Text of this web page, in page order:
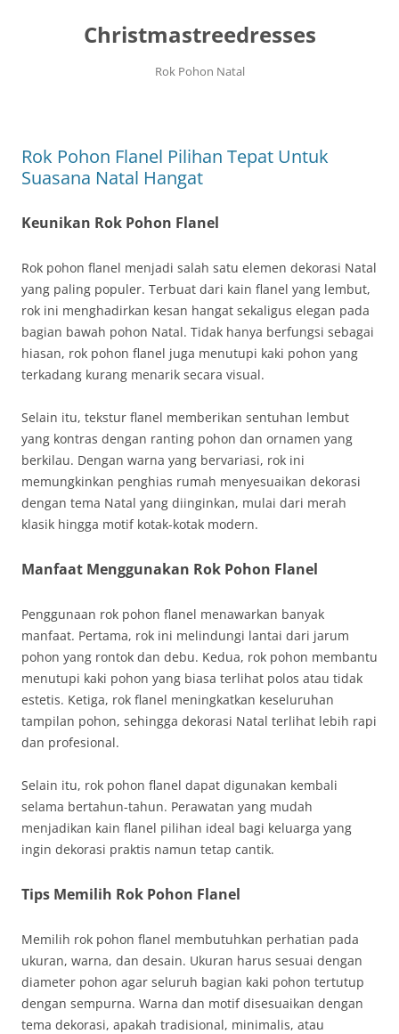
Christmastreedresses
Rok Pohon Natal
Rok Pohon Flanel Pilihan Tepat Untuk
Suasana Natal Hangat
Keunikan Rok Pohon Flanel
Rok pohon flanel menjadi salah satu elemen dekorasi Natal
yang paling populer. Terbuat dari kain flanel yang lembut,
rok ini menghadirkan kesan hangat sekaligus elegan pada
bagian bawah pohon Natal. Tidak hanya berfungsi sebagai
hiasan, rok pohon flanel juga menutupi kaki pohon yang
terkadang kurang menarik secara visual.
Selain itu, tekstur flanel memberikan sentuhan lembut
yang kontras dengan ranting pohon dan ornamen yang
berkilau. Dengan warna yang bervariasi, rok ini
memungkinkan penghias rumah menyesuaikan dekorasi
dengan tema Natal yang diinginkan, mulai dari merah
klasik hingga motif kotak-kotak modern.
Manfaat Menggunakan Rok Pohon Flanel
Penggunaan rok pohon flanel menawarkan banyak
manfaat. Pertama, rok ini melindungi lantai dari jarum
pohon yang rontok dan debu. Kedua, rok pohon membantu
menutupi kaki pohon yang biasa terlihat polos atau tidak
estetis. Ketiga, rok flanel meningkatkan keseluruhan
tampilan pohon, sehingga dekorasi Natal terlihat lebih rapi
dan profesional.
Selain itu, rok pohon flanel dapat digunakan kembali
selama bertahun-tahun. Perawatan yang mudah
menjadikan kain flanel pilihan ideal bagi keluarga yang
ingin dekorasi praktis namun tetap cantik.
Tips Memilih Rok Pohon Flanel
Memilih rok pohon flanel membutuhkan perhatian pada
ukuran, warna, dan desain. Ukuran harus sesuai dengan
diameter pohon agar seluruh bagian kaki pohon tertutup
dengan sempurna. Warna dan motif disesuaikan dengan
tema dekorasi, apakah tradisional, minimalis, atau